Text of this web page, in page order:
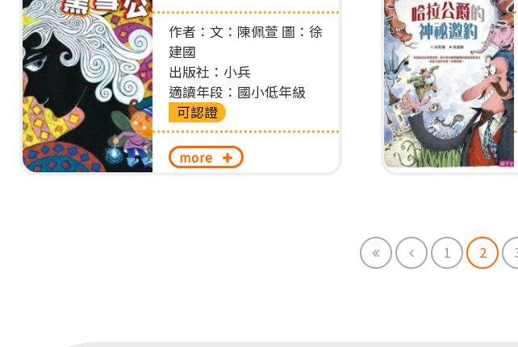
作者：文：陳佩萱 圖：徐
建國
出版社：小兵
適讀年段：國小低年級
可認證
more
First Previous
1 2